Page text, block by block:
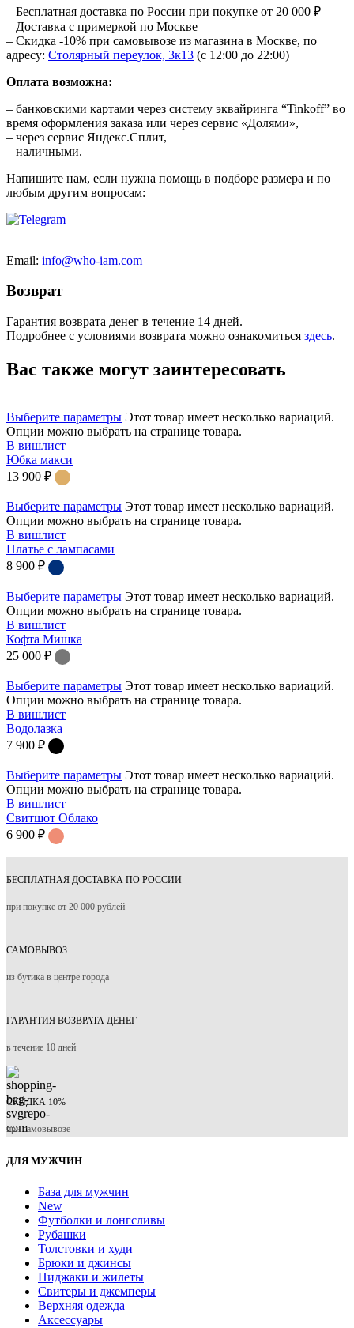
– Бесплатная доставка по России при покупке от 20 000 ₽
– Доставка с примеркой по Москве
– Скидка -10% при самовывозе из магазина в Москве, по
адресу: Столярный переулок, 3к13 (с 12:00 до 22:00)
Оплата возможна:
– банковскими картами через систему эквайринга “Tinkoff” во
время оформления заказа или через сервис «Долями»,
– через сервис Яндекс.Сплит,
– наличными.
Напишите нам, если нужна помощь в подборе размера и по
любым другим вопросам:
Email: info@who-iam.com
Возврат
Гарантия возврата денег в течение 14 дней.
Подробнее с условиями возврата можно ознакомиться здесь.
Вас также могут заинтересовать
Выберите параметры Этот товар имеет несколько вариаций.
Опции можно выбрать на странице товара.
В вишлист
Юбка макси
13 900 ₽
Выберите параметры Этот товар имеет несколько вариаций.
Опции можно выбрать на странице товара.
В вишлист
Платье с лампасами
8 900 ₽
Выберите параметры Этот товар имеет несколько вариаций.
Опции можно выбрать на странице товара.
В вишлист
Кофта Мишка
25 000 ₽
Выберите параметры Этот товар имеет несколько вариаций.
Опции можно выбрать на странице товара.
В вишлист
Водолазка
7 900 ₽
Выберите параметры Этот товар имеет несколько вариаций.
Опции можно выбрать на странице товара.
В вишлист
Свитшот Облако
6 900 ₽
БЕСПЛАТНАЯ ДОСТАВКА ПО РОССИИ
при покупке от 20 000 рублей
САМОВЫВОЗ
из бутика в центре города
ГАРАНТИЯ ВОЗВРАТА ДЕНЕГ
в течение 10 дней
СКИДКА 10%
при самовывозе
ДЛЯ МУЖЧИН
База для мужчин
New
Футболки и лонгсливы
Рубашки
Толстовки и худи
Брюки и джинсы
Пиджаки и жилеты
Свитеры и джемперы
Верхняя одежда
Аксессуары